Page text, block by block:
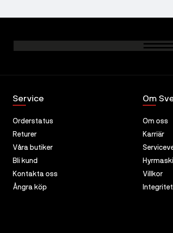
Service
Orderstatus
Returer
Våra butiker
Bli kund
Kontakta oss
Ångra köp
Om
Om oss
Karriär
Villkor